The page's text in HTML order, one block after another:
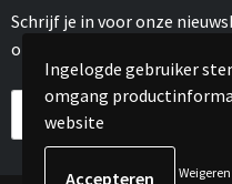
Schrijf je in voor onze
onze leuke aanbiedingen of
Ingelogde gebruiker
omgang
website
Weigeren